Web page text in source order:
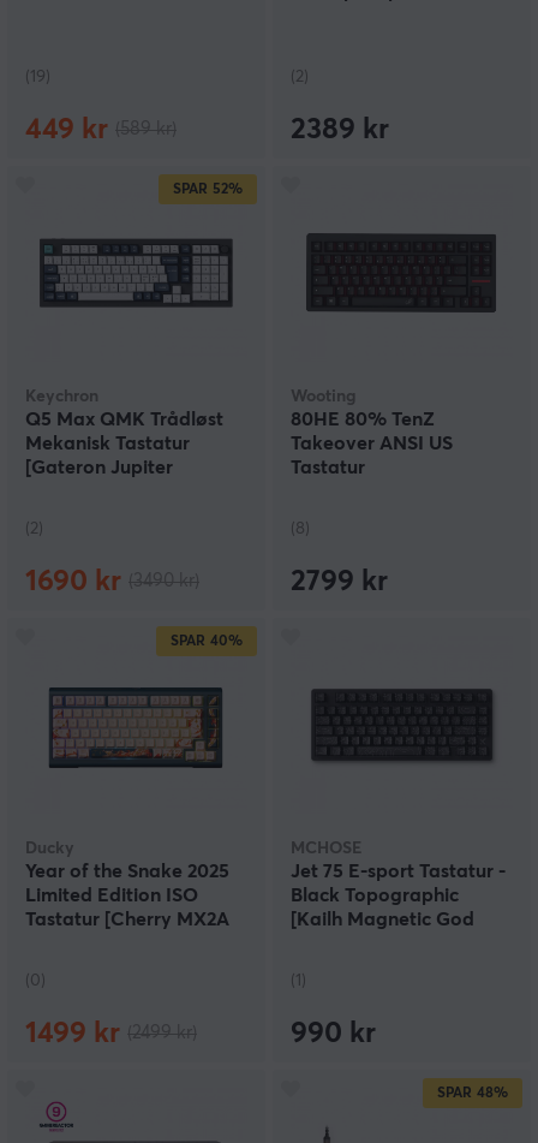
(19)
449 kr
(2)
2389 kr
SPAR 52%
Keychron
Q5 Max QMK Trådløst
Mekanisk Tastatur
[Gateron Jupiter
(2)
1690 kr
Wooting
80HE 80% TenZ
Takeover ANSI US
Tastatur
(8)
2799 kr
SPAR 40%
Ducky
Year of the Snake 2025
Limited Edition ISO
Tastatur [Cherry MX2A
(0)
1499 kr
MCHOSE
Jet 75 E‑sport Tastatur -
Black Topographic
[Kailh Magnetic God
(1)
990 kr
SPAR 48%